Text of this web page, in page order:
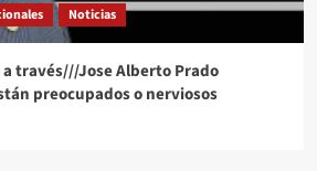
Noticias
través///Jose Alberto Prado
preocupados o nerviosos